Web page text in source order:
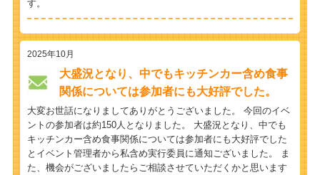
す。
2025年10月
大盛況となり、中でもキッチンカー含め食事
関係については参加者にも大好評でした。
大変お世話になりましてありがとうございました。 今回のイベ
ントの参加者は約150人となりました。 大盛況となり、中でも
キッチンカー含め食事関係については参加者にも大好評でした
とイベント管理者から私含め実行委員に通知ございました。 ま
た、機会がございましたらご相談させていただくかと思います